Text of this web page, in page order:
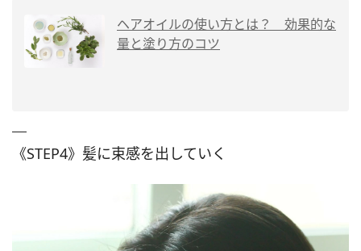
ヘアオイルの使い方とは？ 効果的な
量と塗り方のコツ
《STEP4》髪に束感を出していく